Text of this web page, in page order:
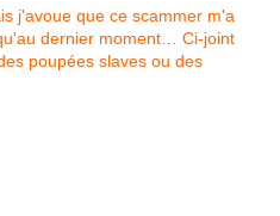
j'avoue que ce scammer m'a
dernier moment… Ci-joint
poupées slaves ou des